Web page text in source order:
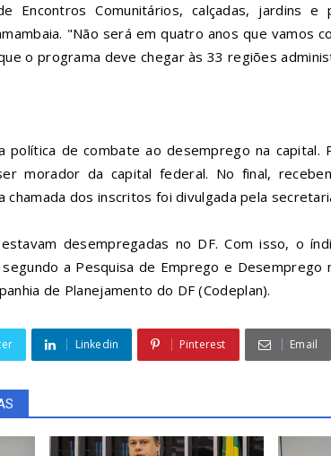
Encontros Comunitários, calçadas, jardins e
"Não será em quatro anos que vamos
o programa deve chegar às 33 regiões
de combate ao desemprego na capital.
morador da capital federal. No final,
chamada dos inscritos foi divulgada pela
desempregadas no DF. Com isso, o
a Pesquisa de Emprego e Desemprego
de Planejamento do DF (Codeplan).
Linkedin Pinterest Email